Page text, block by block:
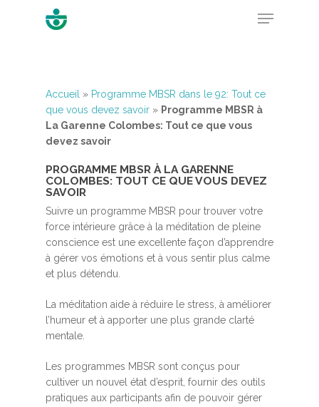
Hit enter to search or ESC to close
Accueil » Programme MBSR dans le 92: Tout ce
que vous devez savoir » Programme MBSR à
La Garenne Colombes: Tout ce que vous
devez savoir
PROGRAMME MBSR À LA GARENNE
COLOMBES: TOUT CE QUE VOUS DEVEZ
SAVOIR
Suivre un programme MBSR pour trouver votre
force intérieure grâce à la méditation de pleine
conscience est une excellente façon d’apprendre
à gérer vos émotions et à vous sentir plus calme
et plus détendu.
La méditation aide à réduire le stress, à améliorer
l’humeur et à apporter une plus grande clarté
mentale.
Les programmes MBSR sont conçus pour
cultiver un nouvel état d’esprit, fournir des outils
pratiques aux participants afin de pouvoir gérer